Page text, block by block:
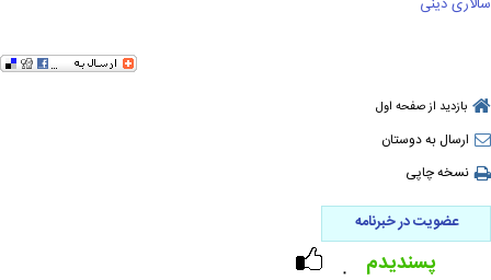
بازدید از صفحه اول
ارسال به دوستان
نسخه چاپی
عضویت در خبرنامه
۰ پسندیدم